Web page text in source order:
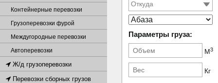
Параметры груза:
М3
Кг
Контейнерные перевозки
Грузоперевозки фурой
Междугородные перевозки
Автоперевозки
Ж/д грузоперевозки
Перевозки сборных грузов